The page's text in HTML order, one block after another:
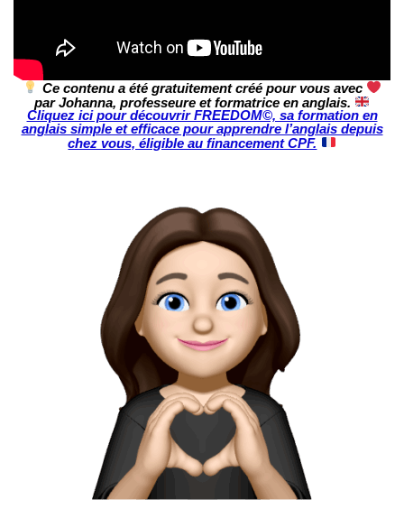
Ce contenu a été gratuitement créé pour vous avec
par Johanna, professeure et formatrice en anglais.
Cliquez ici pour découvrir FREEDOM©, sa formation en
anglais simple et efficace pour apprendre l’anglais depuis
chez vous, éligible au financement CPF.